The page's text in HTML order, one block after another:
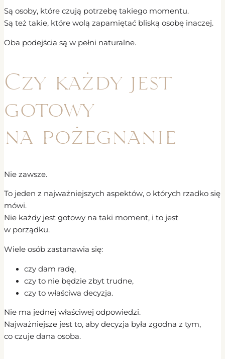
Są osoby, które czują potrzebę takiego momentu.
Są też takie, które wolą zapamiętać bliską osobę inaczej.
Oba podejścia są w pełni naturalne.
Czy każdy jest
gotowy
na pożegnanie
Nie zawsze.
To jeden z najważniejszych aspektów, o których rzadko się
mówi.
Nie każdy jest gotowy na taki moment, i to jest
w porządku.
Wiele osób zastanawia się:
czy dam radę,
czy to nie będzie zbyt trudne,
czy to właściwa decyzja.
Nie ma jednej właściwej odpowiedzi.
Najważniejsze jest to, aby decyzja była zgodna z tym,
co czuje dana osoba.